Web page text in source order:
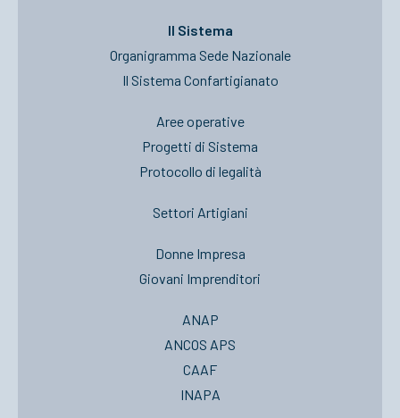
Il Sistema
Organigramma Sede Nazionale
Il Sistema Confartigianato
Aree operative
Progetti di Sistema
Protocollo di legalità
Settori Artigiani
Donne Impresa
Giovani Imprenditori
ANAP
ANCOS APS
CAAF
INAPA